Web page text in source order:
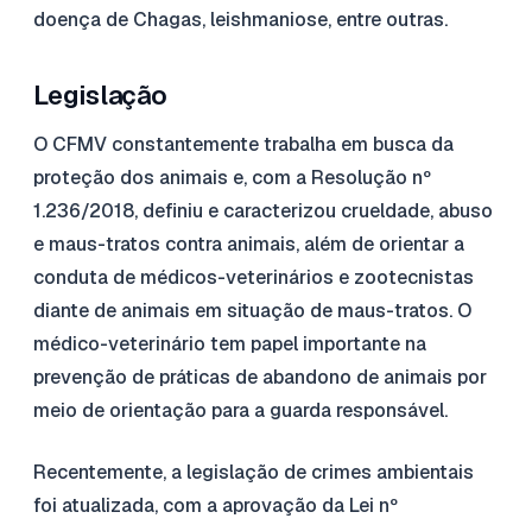
doença de Chagas, leishmaniose, entre outras.
Legislação
O CFMV constantemente trabalha em busca da
proteção dos animais e, com a Resolução nº
1.236/2018, definiu e caracterizou crueldade, abuso
e maus-tratos contra animais, além de orientar a
conduta de médicos-veterinários e zootecnistas
diante de animais em situação de maus-tratos. O
médico-veterinário tem papel importante na
prevenção de práticas de abandono de animais por
meio de orientação para a guarda responsável.
Recentemente, a legislação de crimes ambientais
foi atualizada, com a aprovação da Lei nº